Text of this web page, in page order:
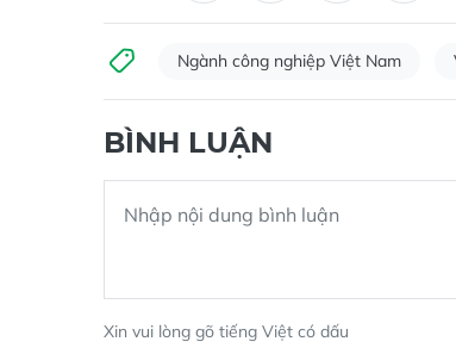
Ngành công nghiệp Việt Nam
BÌNH LUẬN
Xin vui lòng gõ tiếng Việt có dấu